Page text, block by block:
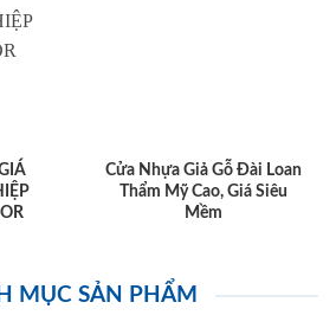
Cửa Nhựa Giả Gỗ Đài Loan
Thẩm Mỹ Cao, Giá Siêu
Mềm
MỤC SẢN PHẨM